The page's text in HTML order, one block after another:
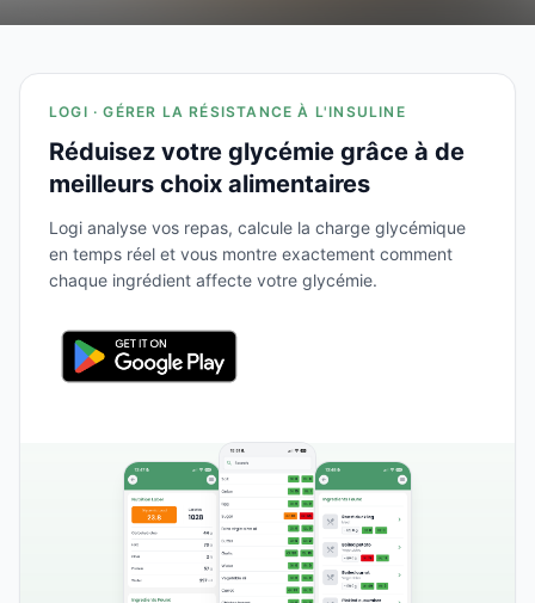
LOGI · GÉRER LA RÉSISTANCE À L'INSULINE
Réduisez votre glycémie grâce à de
meilleurs choix alimentaires
Logi analyse vos repas, calcule la charge glycémique
en temps réel et vous montre exactement comment
chaque ingrédient affecte votre glycémie.